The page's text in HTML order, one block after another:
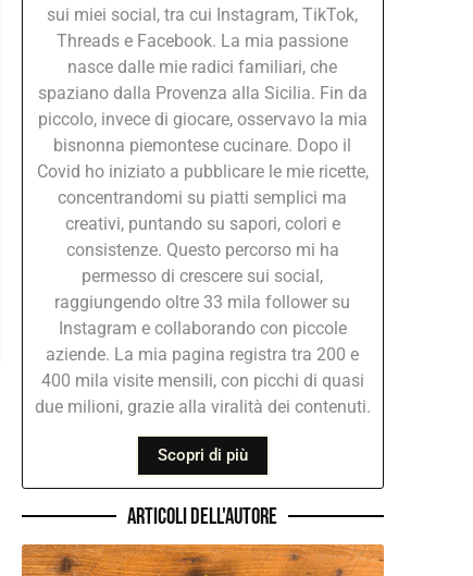
sui miei social, tra cui Instagram, TikTok,
Threads e Facebook. La mia passione
nasce dalle mie radici familiari, che
spaziano dalla Provenza alla Sicilia. Fin da
piccolo, invece di giocare, osservavo la mia
bisnonna piemontese cucinare. Dopo il
Covid ho iniziato a pubblicare le mie ricette,
concentrandomi su piatti semplici ma
creativi, puntando su sapori, colori e
consistenze. Questo percorso mi ha
permesso di crescere sui social,
raggiungendo oltre 33 mila follower su
Instagram e collaborando con piccole
aziende. La mia pagina registra tra 200 e
400 mila visite mensili, con picchi di quasi
due milioni, grazie alla viralità dei contenuti.
Scopri di più
Articoli dell'autore